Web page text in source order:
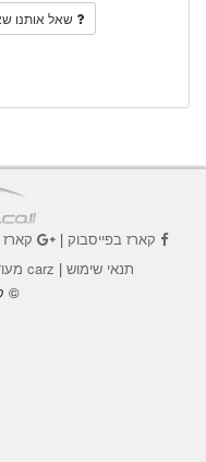
שאל אותנו
קארז בפייסבוק|
תנאי שימוש | carz מעודד טבעונות
©